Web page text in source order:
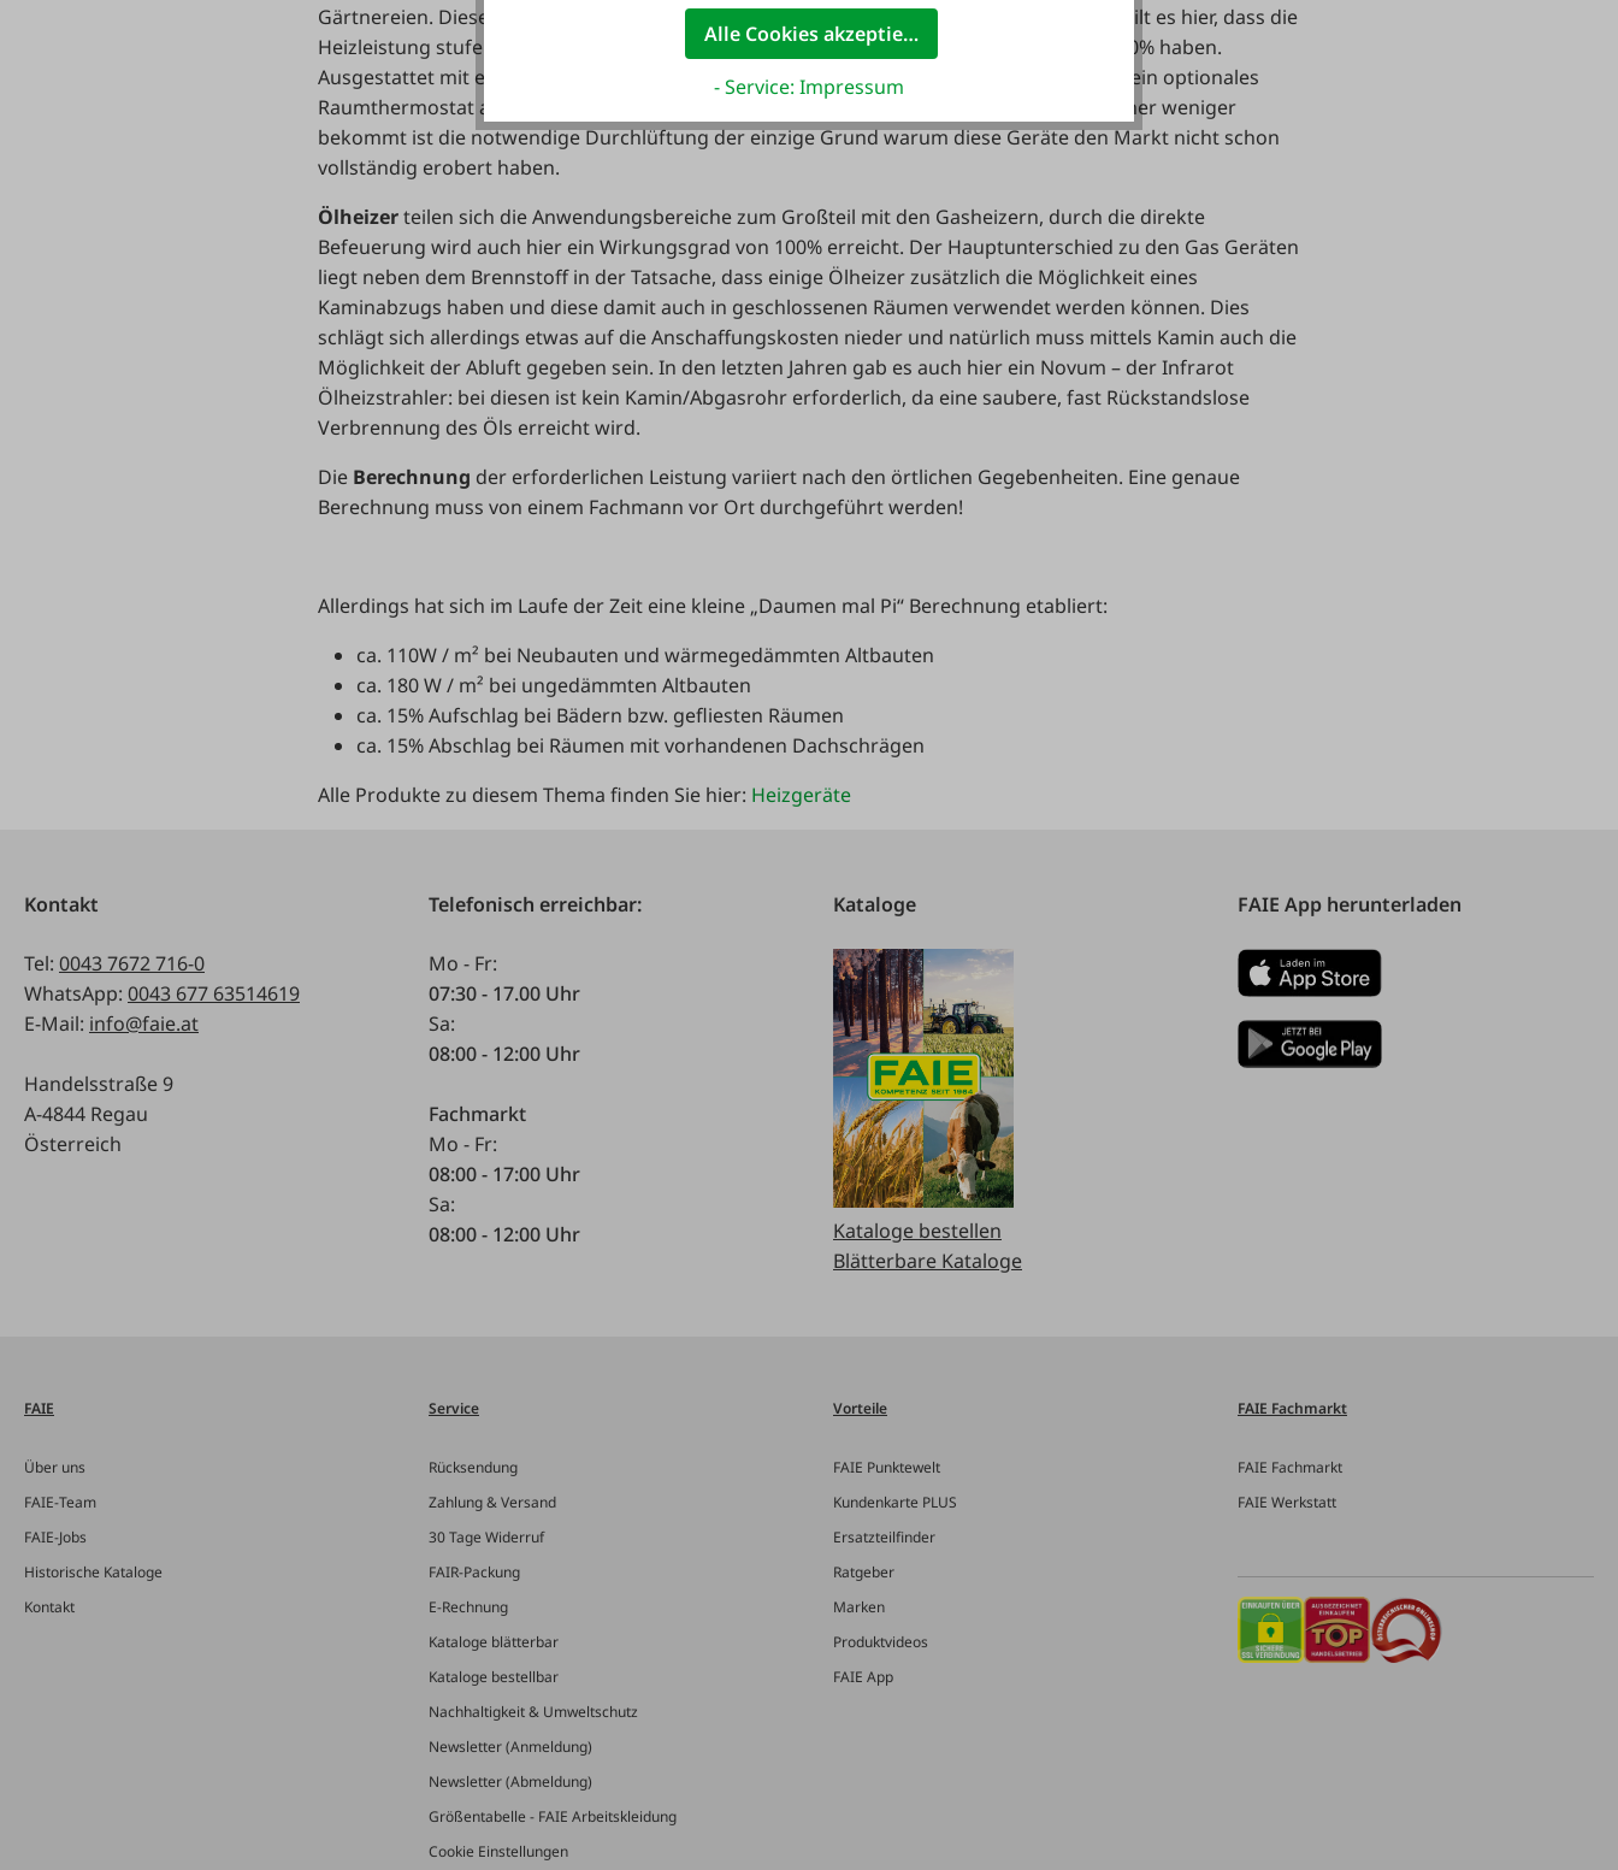
Gärtnereien. Diese werden mit Propan-/Butangas betrieben, besonders hervorzuheben gilt es hier, dass die
Heizleistung stufenlos regelbar ist und die Geräte als einzige einen Wirkungsgrad von 100% haben.
Ausgestattet mit einem Sicherheitsthermostat, kann bei einigen Geräten zusätzlich noch ein optionales
Raumthermostat angehängt werden. Da (brennbares) Gas bekanntlich dem Menschen eher weniger
bekommt ist die notwendige Durchlüftung der einzige Grund warum diese Geräte den Markt nicht schon
vollständig erobert haben.
Ölheizerteilen sich die Anwendungsbereiche zum Großteil mit den Gasheizern, durch die direkte
Befeuerung wird auch hier ein Wirkungsgrad von 100% erreicht. Der Hauptunterschied zu den Gas Geräten
liegt neben dem Brennstoff in der Tatsache, dass einige Ölheizer zusätzlich die Möglichkeit eines
Kaminabzugs haben und diese damit auch in geschlossenen Räumen verwendet werden können. Dies
schlägt sich allerdings etwas auf die Anschaffungskosten nieder und natürlich muss mittels Kamin auch die
Möglichkeit der Abluft gegeben sein. In den letzten Jahren gab es auch hier ein Novum – der Infrarot
Ölheizstrahler: bei diesen ist kein Kamin/Abgasrohr erforderlich, da eine saubere, fast Rückstandslose
Verbrennung des Öls erreicht wird.
Die Berechnung der erforderlichen Leistung variiert nach den örtlichen Gegebenheiten. Eine genaue
Berechnung muss von einem Fachmann vor Ort durchgeführt werden!
Allerdings hat sich im Laufe der Zeit eine kleine „Daumen mal Pi“ Berechnung etabliert:
ca. 110W / m² bei Neubauten und wärmegedämmten Altbauten
ca. 180 W / m² bei ungedämmten Altbauten
ca. 15% Aufschlag bei Bädern bzw. gefliesten Räumen
ca. 15% Abschlag bei Räumen mit vorhandenen Dachschrägen
Alle Produkte zu diesem Thema finden Sie hier: Heizgeräte
Kontakt
Tel: 0043 7672 716-0
WhatsApp: 0043 677 63514619
E-Mail: info@faie.at
Handelsstraße 9
A-4844 Regau
Österreich
Telefonisch erreichbar:
Mo - Fr:
07:30 - 17.00 Uhr
Sa:
08:00 - 12:00 Uhr
Fachmarkt
Mo - Fr:
08:00 - 17:00 Uhr
Sa:
08:00 - 12:00 Uhr
Kataloge
Kataloge bestellen
Blätterbare Kataloge
FAIE App herunterladen
FAIE
Über uns
FAIE-Team
FAIE-Jobs
Historische Kataloge
Kontakt
Service
Rücksendung
Zahlung & Versand
30 Tage Widerruf
FAIR-Packung
E-Rechnung
Kataloge blätterbar
Kataloge bestellbar
Nachhaltigkeit & Umweltschutz
Newsletter (Anmeldung)
Newsletter (Abmeldung)
Größentabelle - FAIE Arbeitskleidung
Cookie Einstellungen
Vorteile
FAIE Punktewelt
Kundenkarte PLUS
Ersatzteilfinder
Ratgeber
Marken
Produktvideos
FAIE App
FAIE Fachmarkt
FAIE Fachmarkt
FAIE Werkstatt
Alle Cookies akzeptieren
- Service: Impressum